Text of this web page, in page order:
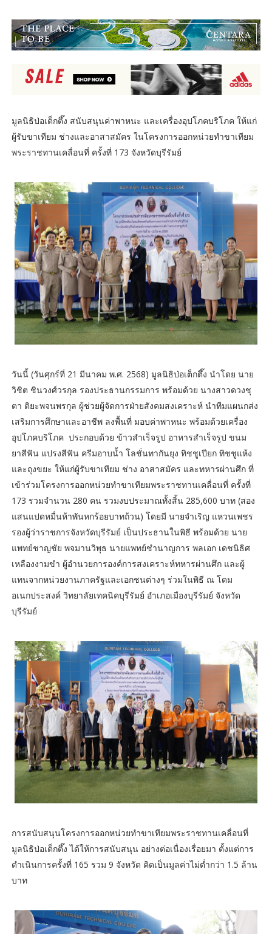
มูลนิธิป่อเต็กตึ๊ง สนับสนุนค่าพาหนะ และเครื่องอุปโภคบริโภค ให้แก่
ผู้รับขาเทียม ช่างและอาสาสมัคร ในโครงการออกหน่วยทำขาเทียม
พระราชทานเคลื่อนที่ ครั้งที่ 173 จังหวัดบุรีรัมย์
วันนี้ (วันศุกร์ที่ 21 มีนาคม พ.ศ. 2568) มูลนิธิป่อเต็กตึ๊ง นำโดย นาย
วิชิต ชินวงศ์วรกุล รองประธานกรรมการ พร้อมด้วย นางสาวดวงชุ
ตา ติยะพจนพรกุล ผู้ช่วยผู้จัดการฝ่ายสังคมสงเคราะห์ นำทีมแผนกส่ง
เสริมการศึกษาและอาชีพ ลงพื้นที่ มอบค่าพาหนะ พร้อมด้วยเครื่อง
อุปโภคบริโภค ประกอบด้วย ข้าวสำเร็จรูป อาหารสำเร็จรูป ขนม
ยาสีฟัน แปรงสีฟัน ครีมอาบน้ำ โลชั่นทากันยุง ทิชชูเปียก ทิชชูแห้ง
และถุงขยะ ให้แก่ผู้รับขาเทียม ช่าง อาสาสมัคร และทหารผ่านศึก ที่
เข้าร่วมโครงการออกหน่วยทำขาเทียมพระราชทานเคลื่อนที่ ครั้งที่
173 รวมจำนวน 280 คน รวมงบประมาณทั้งสิ้น 285,600 บาท (สอง
แสนแปดหมื่นห้าพันหกร้อยบาทถ้วน) โดยมี นายจำเริญ แหวนเพชร
รองผู้ว่าราชการจังหวัดบุรีรัมย์ เป็นประธานในพิธี พร้อมด้วย นาย
แพทย์ชาญชัย พจมานวิพุธ นายแพทย์ชำนาญการ พลเอก เดชนิธิศ
เหลืองงามขำ ผู้อำนวยการองค์การสงเคราะห์ทหารผ่านศึก และผู้
แทนจากหน่วยงานภาครัฐและเอกชนต่างๆ ร่วมในพิธี ณ โดม
อเนกประสงค์ วิทยาลัยเทคนิคบุรีรัมย์ อำเภอเมืองบุรีรัมย์ จังหวัด
บุรีรัมย์
การสนับสนุนโครงการออกหน่วยทำขาเทียมพระราชทานเคลื่อนที่
มูลนิธิป่อเต็กตึ๊ง ได้ให้การสนับสนุน อย่างต่อเนื่องเรื่อยมา ตั้งแต่การ
ดำเนินการครั้งที่ 165 รวม 9 จังหวัด คิดเป็นมูลค่าไม่ต่ำกว่า 1.5 ล้าน
บาท